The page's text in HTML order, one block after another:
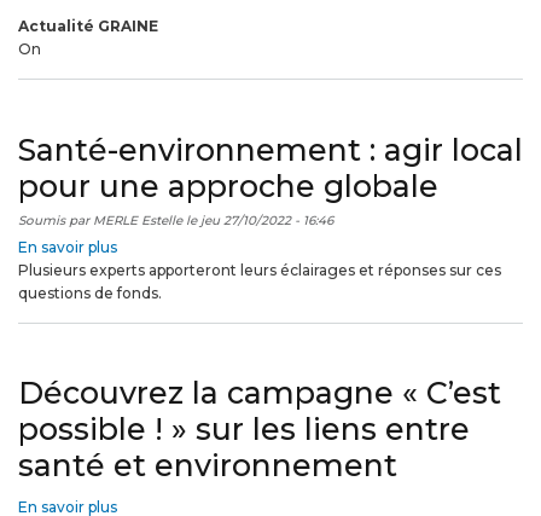
La
santé
reparti
Actualité GRAINE
On
Santé-environnement : agir local
pour une approche globale
Soumis par MERLE Estellele jeu 27/10/2022 - 16:46
En savoir plus
Santé-
environnement
pour
une
approche
globale
Plusieurs experts apporteront leurs éclairages et réponses sur ces
questions de fonds.
Découvrez la campagne « C’est
possible ! » sur les liens entre
santé et environnement
En savoir plus